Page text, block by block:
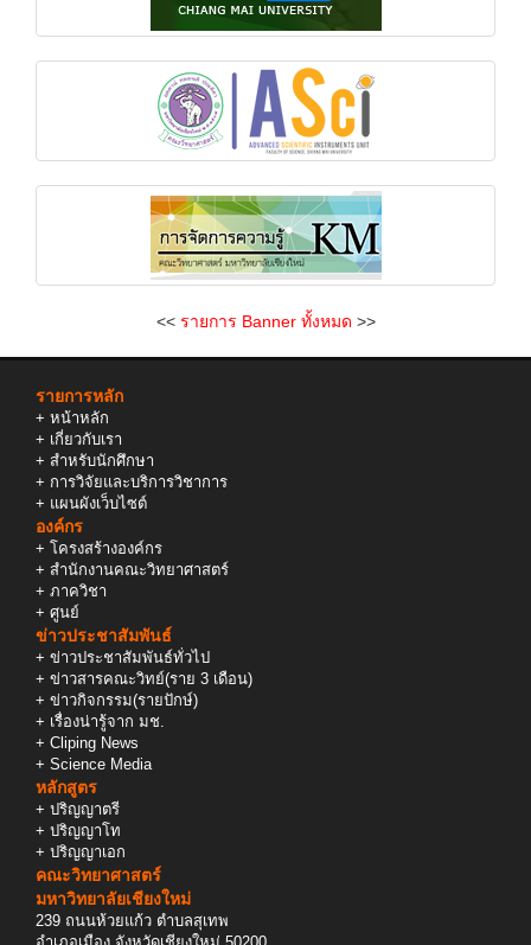
<< รายการ Banner ทั้งหมด >>
รายการหลัก
+ หน้าหลัก
+ เกี่ยวกับเรา
+ สำหรับนักศึกษา
+ การวิจัยและบริการวิชาการ
+ แผนผังเว็บไซต์
องค์กร
+ โครงสร้างองค์กร
+ สำนักงานคณะวิทยาศาสตร์
+ ภาควิชา
+ ศูนย์
ข่าวประชาสัมพันธ์
+ ข่าวประชาสัมพันธ์ทั่วไป
+ ข่าวสารคณะวิทย์(ราย 3 เดือน)
+ ข่าวกิจกรรม(รายปักษ์)
+ เรื่องน่ารู้จาก มช.
+ Cliping News
+ Science Media
หลักสูตร
+ ปริญญาตรี
+ ปริญญาโท
+ ปริญญาเอก
คณะวิทยาศาสตร์
มหาวิทยาลัยเชียงใหม่
239 ถนนห้วยแก้ว ตำบลสุเทพ